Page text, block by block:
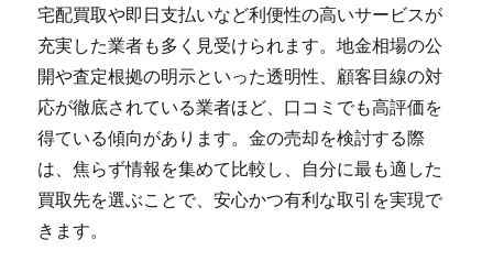
宅配買取や即日支払いなど利便性の高いサービスが
充実した業者も多く見受けられます。地金相場の公
開や査定根拠の明示といった透明性、顧客目線の対
応が徹底されている業者ほど、口コミでも高評価を
得ている傾向があります。金の売却を検討する際
は、焦らず情報を集めて比較し、自分に最も適した
買取先を選ぶことで、安心かつ有利な取引を実現で
きます。